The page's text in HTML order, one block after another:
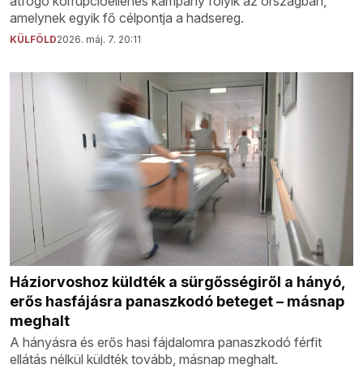
amelynek egyik fő célpontja a hadsereg.
KÜLFÖLD2026. máj. 7. 20:11
Háziorvoshoz küldték a sürgősségiről a hányó,
erős hasfájásra panaszkodó beteget – másnap
meghalt
A hányásra és erős hasi fájdalomra panaszkodó férfit
ellátás nélkül küldték tovább, másnap meghalt.